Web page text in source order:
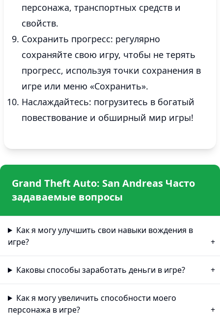
персонажа, транспортных средств и
свойств.
Сохранить прогресс: регулярно
сохраняйте свою игру, чтобы не терять
прогресс, используя точки сохранения в
игре или меню «Сохранить».
Наслаждайтесь: погрузитесь в богатый
повествование и обширный мир игры!
Grand Theft Auto: San Andreas Часто
задаваемые вопросы
Как я могу улучшить свои навыки вождения в
игре?
Каковы способы заработать деньги в игре?
Как я могу увеличить способности моего
персонажа в игре?